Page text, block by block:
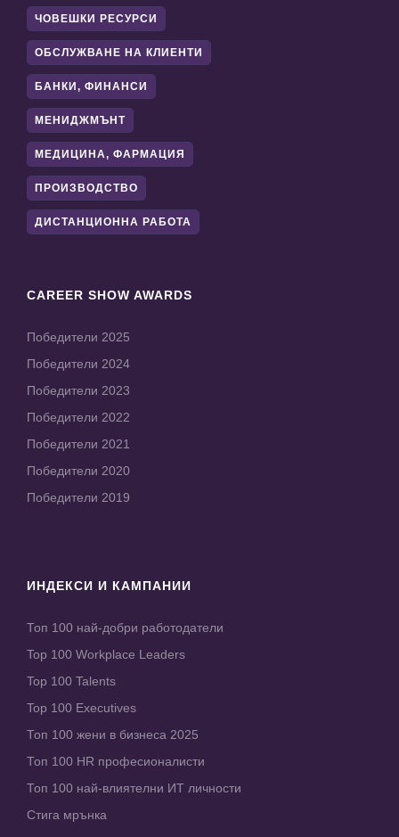
ЧОВЕШКИ РЕСУРСИ
ОБСЛУЖВАНЕ НА КЛИЕНТИ
БАНКИ, ФИНАНСИ
МЕНИДЖМЪНТ
МЕДИЦИНА, ФАРМАЦИЯ
ПРОИЗВОДСТВО
ДИСТАНЦИОННА РАБОТА
CAREER SHOW AWARDS
Победители 2025
Победители 2024
Победители 2023
Победители 2022
Победители 2021
Победители 2020
Победители 2019
ИНДЕКСИ И КАМПАНИИ
Топ 100 най-добри работодатели
Top 100 Workplace Leaders
Top 100 Talents
Top 100 Executives
Топ 100 жени в бизнеса 2025
Топ 100 HR професионалисти
Топ 100 най-влиятелни ИТ личности
Стига мрънка